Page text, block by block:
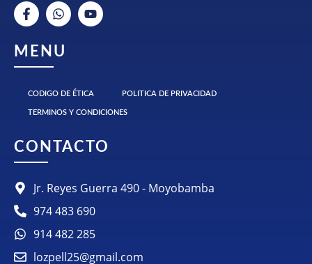
MENU
CODIGO DE ÉTICA POLITICA DE PRIVACIDAD
TERMINOS Y CONDICIONES
CONTACTO
Jr. Reyes Guerra 490 - Moyobamba
974 483 690
914 482 285
lozpell25@gmail.com